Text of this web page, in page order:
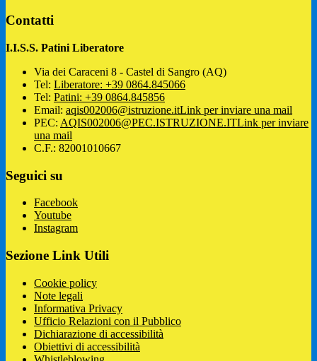
Contatti
I.I.S.S. Patini Liberatore
Via dei Caraceni 8 - Castel di Sangro (AQ)
Tel: Liberatore: +39 0864.845066
Tel: Patini: +39 0864.845856
Email: aqis002006@istruzione.itLink per inviare una mail
PEC: AQIS002006@PEC.ISTRUZIONE.ITLink per inviare
una mail
C.F.: 82001010667
Seguici su
Facebook
Youtube
Instagram
Sezione Link Utili
Cookie policy
Note legali
Informativa Privacy
Ufficio Relazioni con il Pubblico
Dichiarazione di accessibilità
Obiettivi di accessibilità